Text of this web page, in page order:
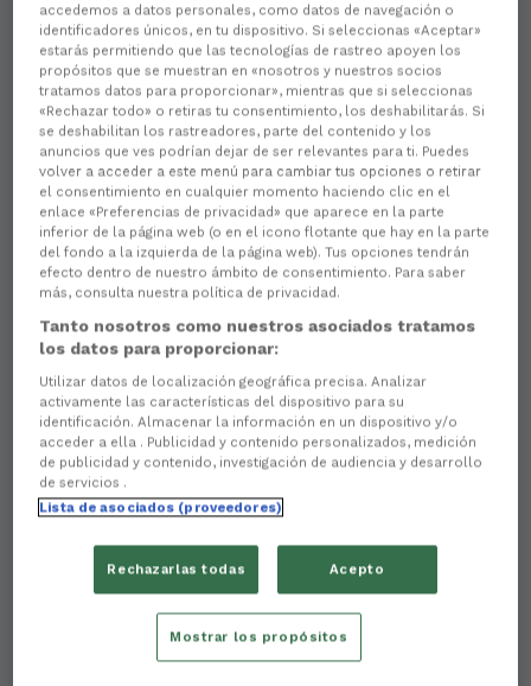
There are no reactions yet. Be the first!
```html
Tarde de racinguismo en estado puro
se viviu no estadio da Malata con motivo do acto de
fin de tempada da nosa canteira. Unha xornada que
serviu para poñer en valor a nosa esencia: a
formación, o sentimento de pertenzae o
de vestir a camiseta verdedende os primeiros
pasos. Pero na que tamén puidemos agradecer o
traballo, esforzo e dedicación de todos cantos fan
posible que, tempada tras tempada, sigamos
medrando dende a base.
Racing Club Ferrol pasando polo céspede para a
Malata converteuse nun espazo de convivencia e
celebración, no que os nosos mozos futbolistas,
accedemos a datos personales, como datos de navegación o
identificadores únicos, en tu dispositivo. Si seleccionas «Aceptar»
estarás permitiendo que las tecnologías de rastreo apoyen los
propósitos que se muestran en «nosotros y nuestros socios
tratamos datos para proporcionar», mientras que si seleccionas
«Rechazar todo» o retiras tu consentimiento, los deshabilitarás. Si
se deshabilitan los rastreadores, parte del contenido y los
anuncios que ves podrían dejar de ser relevantes para ti. Puedes
volver a acceder a este menú para cambiar tus opciones o retirar
el consentimiento en cualquier momento haciendo clic en el
enlace «Preferencias de privacidad» que aparece en la parte
inferior de la página web (o en el icono flotante que hay en la parte
del fondo a la izquierda de la página web). Tus opciones tendrán
efecto dentro de nuestro ámbito de consentimiento. Para saber
más, consulta nuestra política de privacidad.
Tanto nosotros como nuestros asociados tratamos
los datos para proporcionar:
Utilizar datos de localización geográfica precisa. Analizar
activamente las características del dispositivo para su
identificación. Almacenar la información en un dispositivo y/o
acceder a ella . Publicidad y contenido personalizados, medición
de publicidad y contenido, investigación de audiencia y desarrollo
de servicios .
Lista de asociados (proveedores)
Rechazarlas todas Acepto
Mostrar los propósitos